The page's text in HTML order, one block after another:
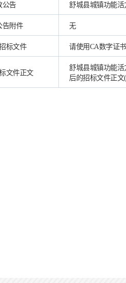
公告 舒城县城镇功能活
告附件 无
标文件 请使用CA数字证
文件正文
舒城县城镇功能
后的招标文件正文